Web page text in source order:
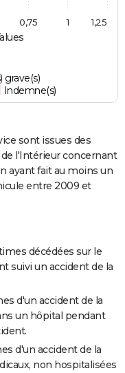
grave(s)
Indemne(s)
1
0,75 1,25
sont issues des
l'Intérieur concernant
ayant fait au moins un
entre 2009 et
décédées sur le
suivi un accident de la
d'un accident de la
un hôpital pendant
d'un accident de la
non hospitalisées